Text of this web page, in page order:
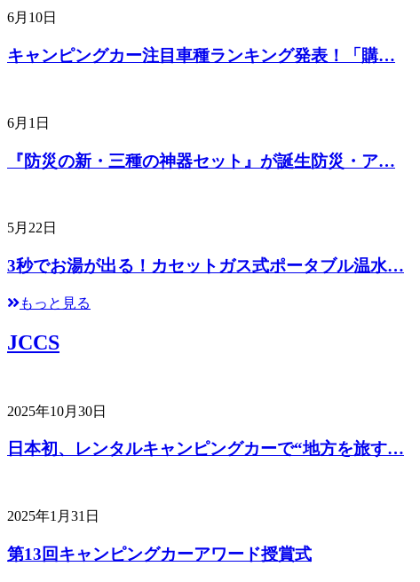
6月10日
キャンピングカー注目車種ランキング発表！「購…
6月1日
『防災の新・三種の神器セット』が誕生防災・ア…
5月22日
3秒でお湯が出る！カセットガス式ポータブル温水…
もっと見る
JCCS
2025年10月30日
日本初、レンタルキャンピングカーで“地方を旅す…
2025年1月31日
第13回キャンピングカーアワード授賞式